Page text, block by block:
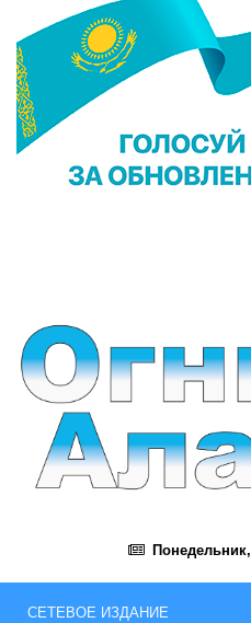
Понедельник,
СЕТЕВОЕ ИЗДАНИЕ